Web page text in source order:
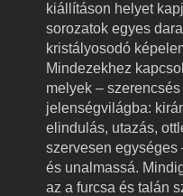
kiállításon helyet
sorozatok egyes
kristályosodó
Mindezekhez
melyek –
jelenségvilágba:
elindulás, utazás,
szervesen egységes
és unalmassá.
az a furcsa és talán